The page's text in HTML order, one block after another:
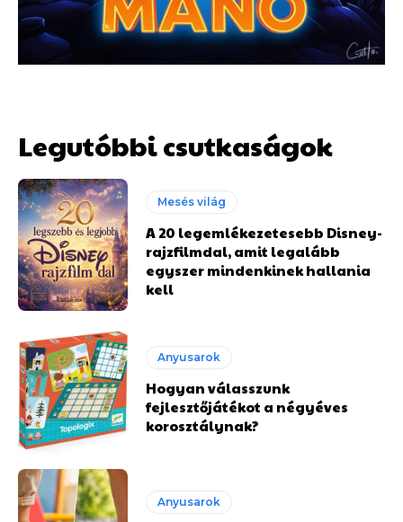
Legutóbbi csutkaságok
Mesés világ
A 20 legemlékezetesebb Disney-
rajzfilmdal, amit legalább
egyszer mindenkinek hallania
kell
Anyusarok
Hogyan válasszunk
fejlesztőjátékot a négyéves
korosztálynak?
Anyusarok